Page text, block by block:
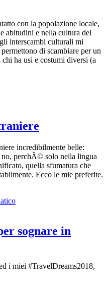
con la popolazione locale,
abitudini e nella cultura del
interscambi culturali mi
di scambiare per un
ha usi e costumi diversi (a
incredibilmente belle:
perchÃ© solo nella lingua
quella sfumatura che
Ecco le mie preferite.
sognare in
i miei #TravelDreams2018,